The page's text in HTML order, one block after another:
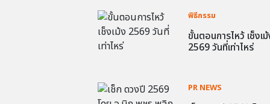
พิธีกรรม
ขั้นตอนการไหว้ เช็งเ
2569 วันที่เท่าไหร่
PR NEWS